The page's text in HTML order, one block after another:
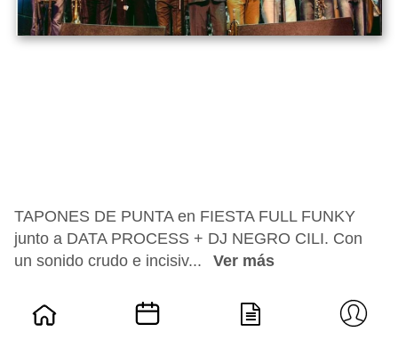
TAPONES DE PUNTA en FIESTA FULL FUNKY
junto a DATA PROCESS + DJ NEGRO CILI. Con
un sonido crudo e incisiv...
Ver más